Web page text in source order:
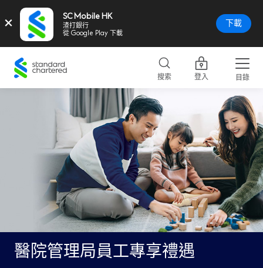
× SC Mobile HK
渣打銀行
從 Google Play 下載
下載
Standard
Chartered
Logo,
搜索 登入 目錄
醫院管理局員工專享禮遇​